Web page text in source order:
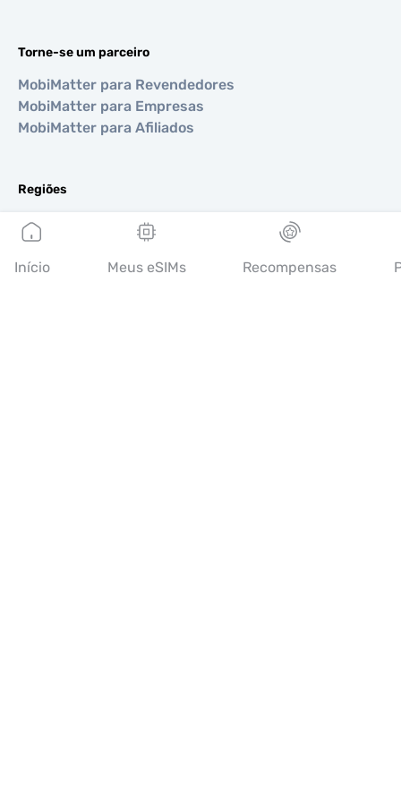
Torne-se um parceiro
MobiMatter para Revendedores
MobiMatter para Empresas
MobiMatter para Afiliados
Regiões
eSIM para Europa
eSIM para Ásia
eSIM para Américas
Início Meus eSIMs Recompensas